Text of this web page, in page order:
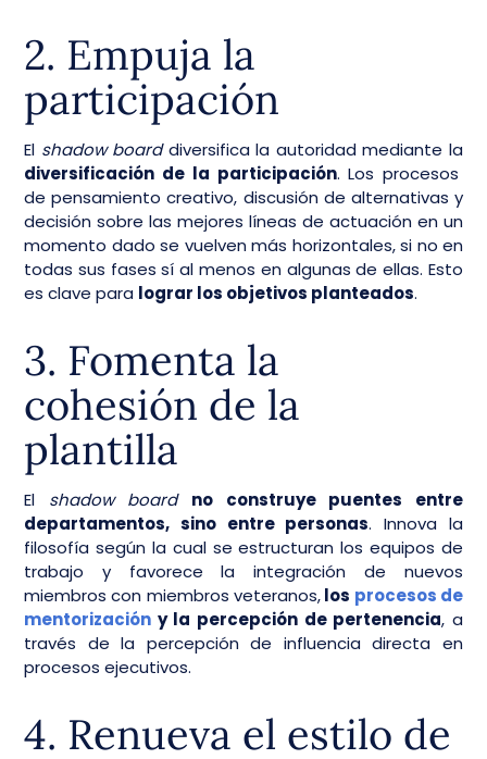
2. Empuja la
participación
El shadow boarddiversifica la autoridad mediante la
diversificación de la participación. Los procesos
de pensamiento creativo, discusión de alternativas y
decisión sobre las mejores líneas de actuación en un
momento dado se vuelven más horizontales, si no en
todas sus fases sí al menos en algunas de ellas. Esto
es clave para lograr los objetivos planteados.
3. Fomenta la
cohesión de la
plantilla
El shadow board
no construye puentes entre
departamentos, sino entre personas. Innova la
filosofía según la cual se estructuran los equipos de
trabajo y favorece la integración de nuevos
miembros con miembros veteranos,los procesos de
mentorización y la percepción de pertenencia, a
través de la percepción de influencia directa en
procesos ejecutivos.
4. Renueva el estilo de